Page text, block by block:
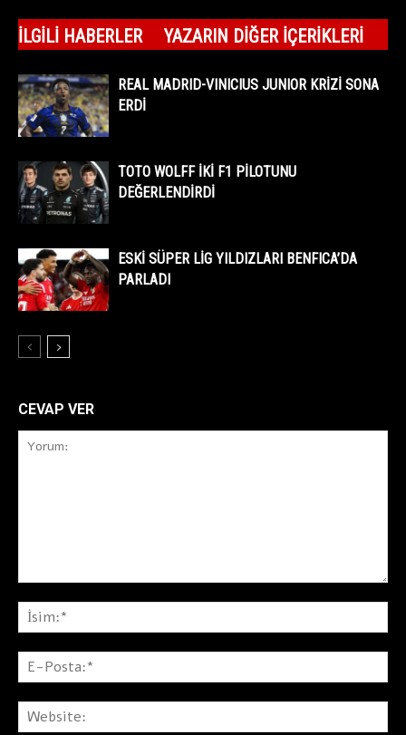
İLGILI HABERLER YAZARIN DIĞER İÇERIKLERI
REAL MADRID-VINICIUS JUNIOR KRİZİ SONA
ERDİ
TOTO WOLFF İKİ F1 PİLOTUNU
DEĞERLENDİRDİ
ESKİ SÜPER LİG YILDIZLARI BENFICA’DA
PARLADI
CEVAP VER